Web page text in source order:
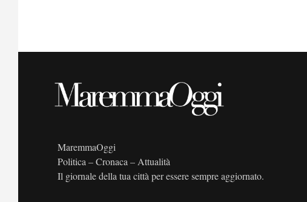
MaremmaOggi
Politica – Cronaca – Attualità
Il giornale della tua città per essere sempre aggiornato.